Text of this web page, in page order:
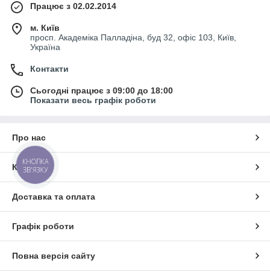
Працює з 02.02.2014
м. Київ
просп. Академіка Палладіна, буд 32, офіс 103, Київ,
Україна
Контакти
Сьогодні працює з 09:00 до 18:00
Показати весь графік роботи
Про нас
Контакти
Доставка та оплата
Графік роботи
Повна версія сайту
КНОПКА
ЗВ'ЯЗКУ